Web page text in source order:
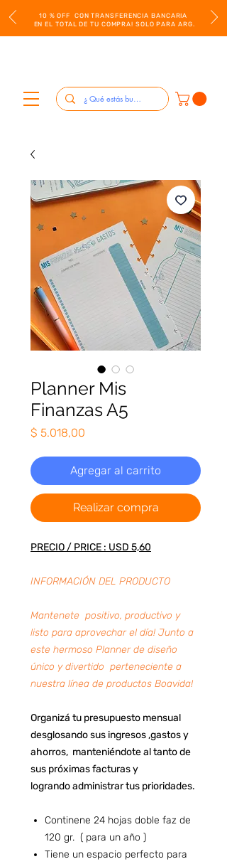
10 % OFF CON TRANSFERENCIA BANCARIA
EN EL TOTAL DE TU COMPRA! SOLO PARA ARG.
Planner Mis
Finanzas A5
$ 5.018,00
Agregar al carrito
Realizar compra
PRECIO / PRICE : USD 5,60
INFORMACIÓN DEL PRODUCTO
Mantenete positivo, productivo y
listo para aprovechar el día! Junto a
este hermoso Planner de diseño
único y divertido perteneciente a
nuestra línea de productos Boavida!
Organizá tu presupuesto mensual
desglosando sus ingresos ,gastos y
ahorros, manteniéndote al tanto de
sus próximas facturas y
logrando administrar tus prioridades.
Continene 24 hojas doble faz de
120 gr. ( para un año )
Tiene un espacio perfecto para